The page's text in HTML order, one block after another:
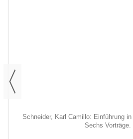
Schneider, Karl Camillo: Einführung
Sechs Vorträge.